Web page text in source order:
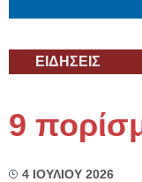
ΕΙΔΗΣΕΙΣ
9
4 ΙΟΥΛΙΟΥ 2026